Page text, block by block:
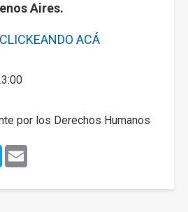
Aires.
CLICKEANDO ACÁ
por los Derechos Humanos
Twitter